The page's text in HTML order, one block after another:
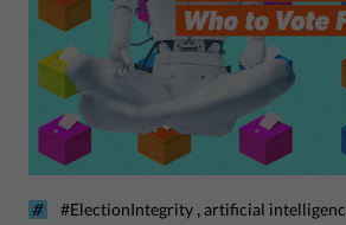
#ElectionIntegrity ,artificial